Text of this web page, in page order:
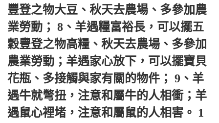
豐登之物大豆、秋天去農場、多參加農
業勞動； 8、羊遇糧富裕長，可以擺五
穀豐登之物高糧、秋天去農場、多參加
農業勞動；羊遇家心放下，可以擺寶貝
花瓶、多接觸與家有關的物件； 9、羊
遇牛就彆扭，注意和屬牛的人相衝；羊
遇鼠心裡堵，注意和屬鼠的人相害。 1